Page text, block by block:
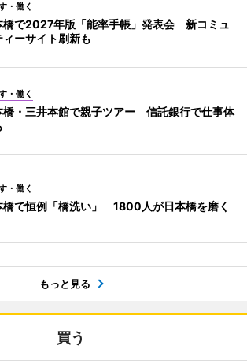
・働く
橋で2027年版「能率手帳」発表会 新コミュ
ィーサイト刷新も
・働く
橋・三井本館で親子ツアー 信託銀行で仕事体
・働く
橋で恒例「橋洗い」 1800人が日本橋を磨く
もっと見る
買う